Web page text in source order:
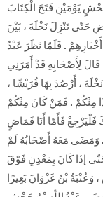
اللّهِ بْنُ جَحْشٍ يَوْمَيْنِ فَتَحَ الْكِتَابَ
حَتّى تَنْزِلَ نَخْلَةَ ، بَيْنَ
. فَلَمّا نَظَرَ عَبْدُ
لِأَصْحَابِهِ قَدْ أَمَرَنِي
، أَرْصُدَ بِهَا قُرَيْشًا ،
مِنْكُمْ . فَمَنْ كَانَ مِنْكُمْ
فَأَمّا أَنَا فَمَاضٍ
وَمَضَى مَعَهُ أَصْحَابُهُ لَمْ
إذَا كَانَ بِمَعْدِنِ فَوْقَ
بْنُ غَزْوَانَ بَعِيرًا